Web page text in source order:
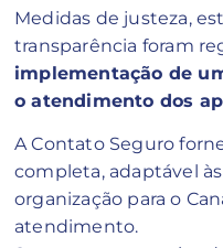
Medidas de justeza,
transparência foram
implementação de
o atendimento dos
A Contato Seguro
completa, adaptável
organização para o
atendimento.